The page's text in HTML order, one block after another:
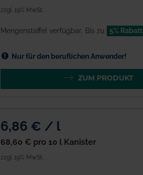
zzgl. 19% MwSt.
Mengenstaffel verfügbar. Bis zu 5% Rabatt
Nur für den beruflichen Anwender!
ZUM PRODUKT
6,86 € / l
68,60 € pro 10 l Kanister
zzgl. 19% MwSt.